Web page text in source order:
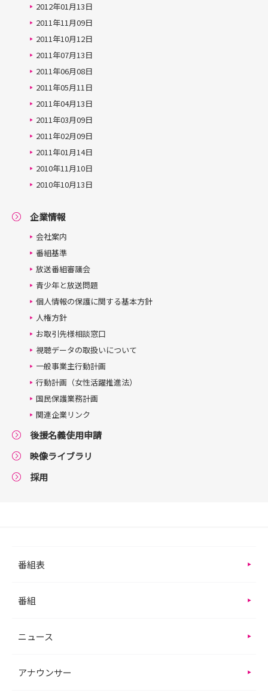
2012年01月13日
2011年11月09日
2011年10月12日
2011年07月13日
2011年06月08日
2011年05月11日
2011年04月13日
2011年03月09日
2011年02月09日
2011年01月14日
2010年11月10日
2010年10月13日
企業情報
会社案内
番組基準
放送番組審議会
青少年と放送問題
個人情報の保護に関する基本方針
人権方針
お取引先様相談窓口
視聴データの取扱いについて
一般事業主行動計画
行動計画（女性活躍推進法）
国民保護業務計画
関連企業リンク
後援名義使用申請
映像ライブラリ
採用
番組表
番組
ニュース
アナウンサー